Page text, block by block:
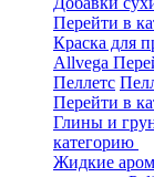
Перейти в
Краска для
Allvega
Пеллетс
Перейти в
Глины и
категорию
Жидкие